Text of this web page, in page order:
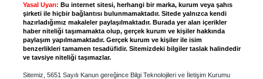
Yasal Uyarı: Bu internet sitesi, herhangi bir marka, kurum veya şahıs
şirketi ile hiçbir bağlantısı bulunmamaktadır. Sitede yalnızca kendi
hazırladığımız makaleler paylaşılmaktadır. Burada yer alan içerikler
haber niteliği taşımamakta olup, gerçek kurum ve kişiler hakkında
paylaşım yapılmamaktadır. Gerçek kurum ve kişiler ile isim
benzerlikleri tamamen tesadüfidir. Sitemizdeki bilgiler taslak halindedir
ve tavsiye niteliği taşımazlar.
Sitemiz, 5651 Sayılı Kanun gereğince Bilgi Teknolojileri ve İletişim Kurumu